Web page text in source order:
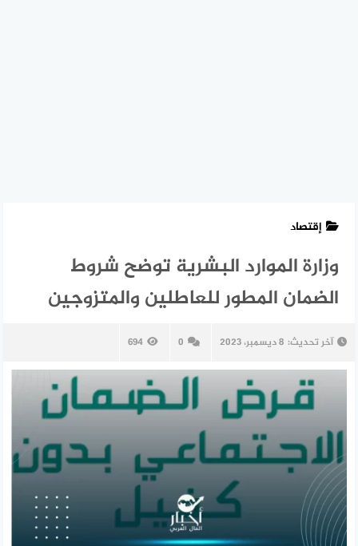
إقتصاد
وزارة الموارد البشرية توضح شروط
الضمان المطور للعاطلين والمتزوجين
آخر تحديث: 8 ديسمبر، 2023 0
694